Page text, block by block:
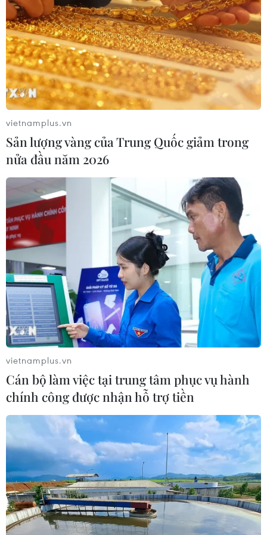
Cảnh sát Anh xác định không có dấu hiệu
cố tình gây cháy chung cư
17/06/2017 07:45
Cảnh sát Anh đã mở cuộc điều tra hình sự về vụ cháy
tòa chung cư cao tầng Grenfell Tower ở London nhưng
"không có dấu hiệu nào cho thấy vụ cháy xuất phát từ
hành vi cố ý."
vietnamplus.vn
Sản lượng vàng của Trung Quốc giảm trong
nửa đầu năm 2026
vietnamplus.vn
Cán bộ làm việc tại trung tâm phục vụ hành
chính công được nhận hỗ trợ tiền